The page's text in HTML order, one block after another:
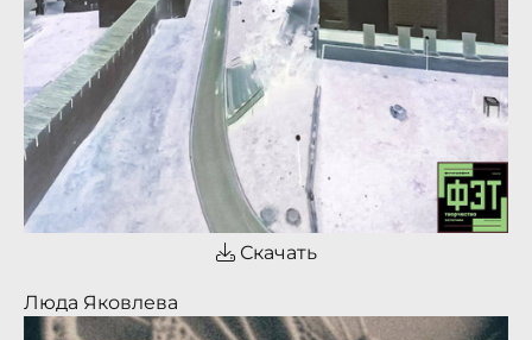
Скачать
Люда Яковлева